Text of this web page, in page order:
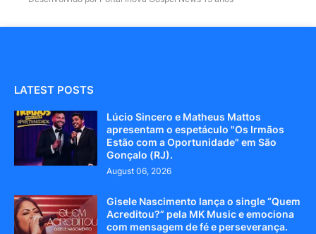
LATEST POSTS
Lúcio Sincero e Matheus Mattos
apresentam o espetáculo "Os Irmãos
Estão com a Oportunidade" em São
Gonçalo (RJ).
August 06, 2026
Gisele Nascimento lança o single “Quem
Acreditou?” pela MK Music e emociona
com mensagem de fé e perseverança.